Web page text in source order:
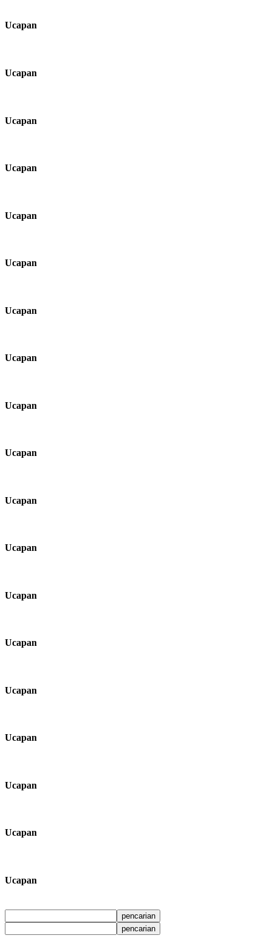
Ucapan
Ucapan
Ucapan
Ucapan
Ucapan
Ucapan
Ucapan
Ucapan
Ucapan
Ucapan
Ucapan
Ucapan
Ucapan
Ucapan
Ucapan
Ucapan
Ucapan
Ucapan
Ucapan